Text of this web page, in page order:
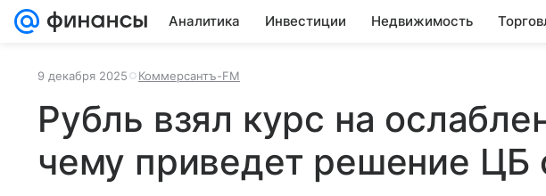
Аналитика Инвестиции Недвижимость
9 декабря 2025 Коммерсантъ-FM
Рубль взял курс на
чему приведет решение ЦБ